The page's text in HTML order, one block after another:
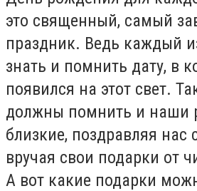
это священный, самый
праздник. Ведь каждый
знать и помнить дату, в
появился на этот свет.
должны помнить и наши
близкие, поздравляя нас
вручая свои подарки от
А вот какие подарки